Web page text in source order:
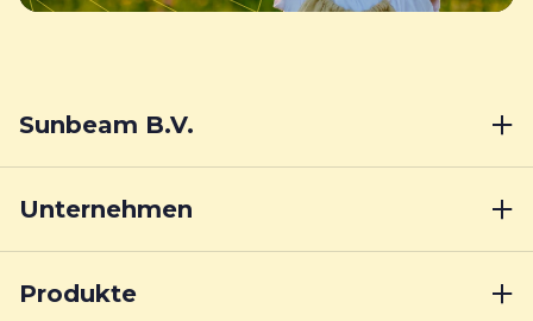
Sunbeam B.V.
Unternehmen
Produkte